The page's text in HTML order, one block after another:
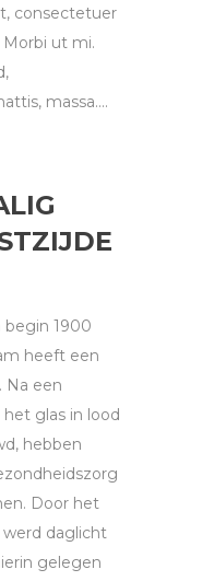
consectetuer
Morbi ut mi.
massa....
begin 1900
heeft een
Na een
glas in lood
hebben
Door het
daglicht
gelegen